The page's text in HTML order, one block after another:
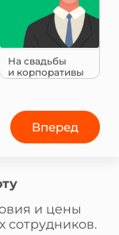
На свадьбы
и корпоративы
Вперед
и цены
сотрудников.